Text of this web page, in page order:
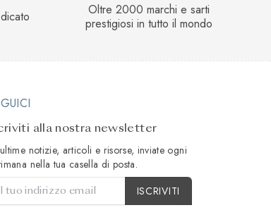
Oltre 2000 marchi e sarti
prestigiosi in tutto il mondo
alla nostra newsletter
notizie, articoli e risorse, inviate ogni
nella tua casella di posta.
di account ISCRIVITI